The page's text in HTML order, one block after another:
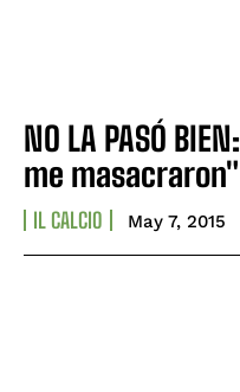
NO LA PASÓ
me masacraron"
IL CALCIO May 7, 2015